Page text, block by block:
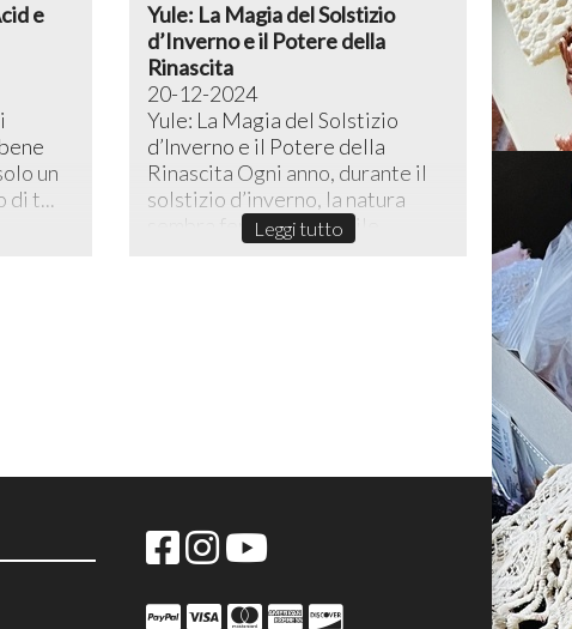
e
un
di t...
Yule: La Magia del Solstizio
d’Inverno e il Potere della
Rinascita
20-12-2024
Yule: La Magia del Solstizio
d’Inverno e il Potere della
Rinascita ​Ogni anno, durante il
solstizio d’inverno, la natura
sembra fermarsi in un sile...
Leggi tutto